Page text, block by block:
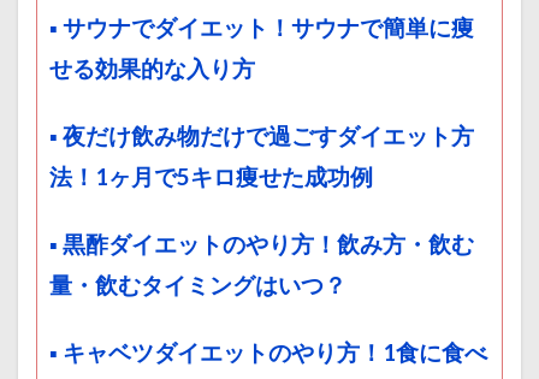
▪ サウナでダイエット！サウナで簡単に痩
せる効果的な入り方
▪ 夜だけ飲み物だけで過ごすダイエット方
法！1ヶ月で5キロ痩せた成功例
▪ 黒酢ダイエットのやり方！飲み方・飲む
量・飲むタイミングはいつ？
▪ キャベツダイエットのやり方！1食に食べ